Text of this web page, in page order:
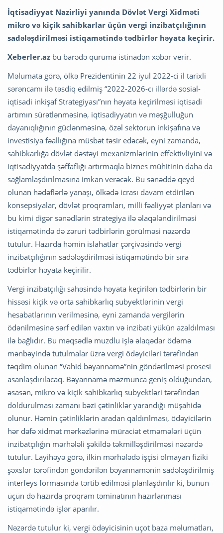
İqtisadiyyat Nazirliyi yanında Dövlət Vergi Xidməti
mikro və kiçik sahibkarlar üçün vergi inzibatçılığının
sadələşdirilməsi istiqamətində tədbirlər həyata keçirir.
Xeberler.az bu barədə quruma istinadən xəbər verir.
Məlumata görə, ölkə Prezidentinin 22 iyul 2022-ci il tarixli
sərəncamı ilə təsdiq edilmiş “2022-2026-cı illərdə sosial-
iqtisadi inkişaf Strategiyası”nın həyata keçirilməsi iqtisadi
artımın sürətlənməsinə, iqtisadiyyatın və məşğulluğun
dayanıqlığının güclənməsinə, özəl sektorun inkişafına və
investisiya fəallığına müsbət təsir edəcək, eyni zamanda,
sahibkarlığa dövlət dəstəyi mexanizmlərinin effektivliyini və
iqtisadiyyatda şəffaflığı artırmaqla biznes mühitinin daha da
sağlamlaşdırılmasına imkan verəcək. Bu sənəddə qeyd
olunan hədəflərlə yanaşı, ölkədə icrası davam etdirilən
konsepsiyalar, dövlət proqramları, milli fəaliyyət planları və
bu kimi digər sənədlərin strategiya ilə əlaqələndirilməsi
istiqamətində də zəruri tədbirlərin görülməsi nəzərdə
tutulur. Hazırda həmin islahatlar çərçivəsində vergi
inzibatçılığının sadələşdirilməsi istiqamətində bir sıra
tədbirlər həyata keçirilir.
Vergi inzibatçılığı sahəsində həyata keçirilən tədbirlərin bir
hissəsi kiçik və orta sahibkarlıq subyektlərinin vergi
hesabatlarının verilməsinə, eyni zamanda vergilərin
ödənilməsinə sərf edilən vaxtın və inzibati yükün azaldılması
ilə bağlıdır. Bu məqsədlə muzdlu işlə əlaqədar ödəmə
mənbəyində tutulmalar üzrə vergi ödəyiciləri tərəfindən
təqdim olunan “Vahid bəyannamə”nin göndərilməsi prosesi
asanlaşdırılacaq. Bəyannamə məzmunca geniş olduğundan,
əsasən, mikro və kiçik sahibkarlıq subyektləri tərəfindən
doldurulması zamanı bəzi çətinliklər yarandığı müşahidə
olunur. Həmin çətinliklərin aradan qaldırılması, ödəyicilərin
hər dəfə xidmət mərkəzlərinə müraciət etməmələri üçün
inzibatçılığın mərhələli şəkildə təkmilləşdirilməsi nəzərdə
tutulur. Layihəyə görə, ilkin mərhələdə işçisi olmayan fiziki
şəxslər tərəfindən göndərilən bəyannamənin sadələşdirilmiş
interfeys formasında tərtib edilməsi planlaşdırılır ki, bunun
üçün də hazırda proqram təminatının hazırlanması
istiqamətində işlər aparılır.
Nəzərdə tutulur ki, vergi ödəyicisinin uçot baza məlumatları,